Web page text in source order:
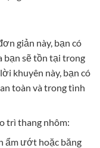
giản này, bạn có
bạn sẽ tồn tại trong
khuyên này, bạn có
toàn và trong tình
trì thang nhôm:
ẩm ướt hoặc băng